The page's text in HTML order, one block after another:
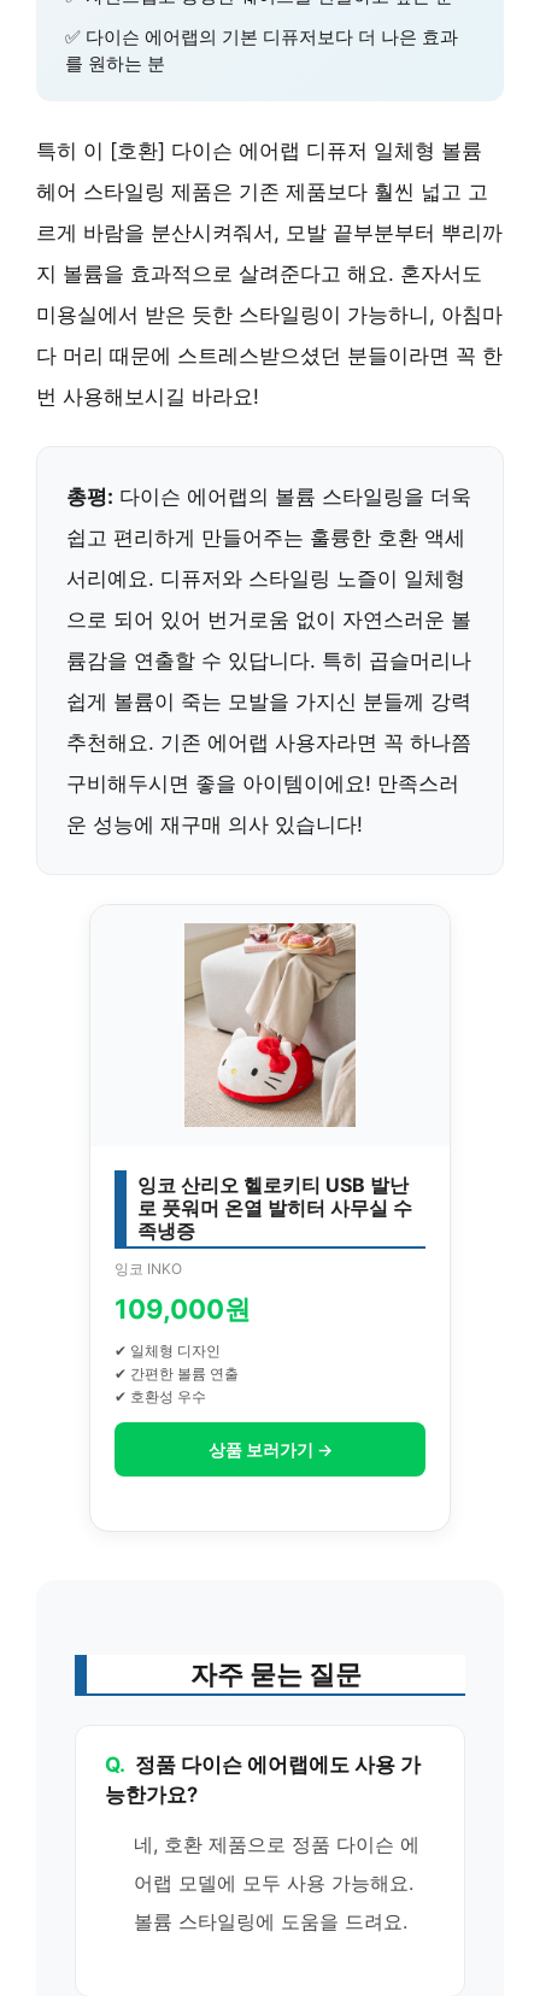
✅ 다이슨 에어랩의 기본 디퓨저보다 더 나은 효과
를 원하는 분
특히 이 [호환] 다이슨 에어랩 디퓨저 일체형 볼륨
헤어 스타일링 제품은 기존 제품보다 훨씬 넓고 고
르게 바람을 분산시켜줘서, 모발 끝부분부터 뿌리까
지 볼륨을 효과적으로 살려준다고 해요. 혼자서도
미용실에서 받은 듯한 스타일링이 가능하니, 아침마
다 머리 때문에 스트레스받으셨던 분들이라면 꼭 한
번 사용해보시길 바라요!
총평: 다이슨 에어랩의 볼륨 스타일링을 더욱
쉽고 편리하게 만들어주는 훌륭한 호환 액세
서리예요. 디퓨저와 스타일링 노즐이 일체형
으로 되어 있어 번거로움 없이 자연스러운 볼
륨감을 연출할 수 있답니다. 특히 곱슬머리나
쉽게 볼륨이 죽는 모발을 가지신 분들께 강력
추천해요. 기존 에어랩 사용자라면 꼭 하나쯤
구비해두시면 좋을 아이템이에요! 만족스러
운 성능에 재구매 의사 있습니다!
잉코 산리오 헬로키티 USB 발난
로 풋워머 온열 발히터 사무실 수
족냉증
잉코 INKO
109,000원
✔ 일체형 디자인
✔ 간편한 볼륨 연출
✔ 호환성 우수
상품 보러가기 →
자주 묻는 질문
Q. 정품 다이슨 에어랩에도 사용 가
능한가요?
네, 호환 제품으로 정품 다이슨 에
어랩 모델에 모두 사용 가능해요.
볼륨 스타일링에 도움을 드려요.